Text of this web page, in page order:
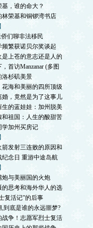
基，谁的命大？
林荣基和铜锣湾书店
侨们聊非法移民
频繁获诺贝尔奖谈起
是上苍的意志还是人的
首访Manzanar (多图
洛杉矶美景
花海和美丽的四所顶级
婚，竟然是为了这事儿
生的蓝娃娃：加州脱美
和祖国：人生的酸甜苦
学加州买房记
箭发射三连败的原因和
纪念日 重游中途岛航
炮与美丽国的火炮
的思考和海外华人的选
复活记”的后事
,到底是谁的永远噩梦?
战争！志愿军烈士复活